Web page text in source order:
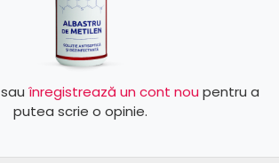
sau înregistrează un cont nou pentru a
putea scrie o opinie.